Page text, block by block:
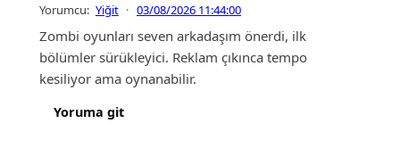
Yorumcu: Yiğit · 03/08/2026 11:44:00
Zombi oyunları seven arkadaşım önerdi, ilk
bölümler sürükleyici. Reklam çıkınca tempo
kesiliyor ama oynanabilir.
Yoruma git